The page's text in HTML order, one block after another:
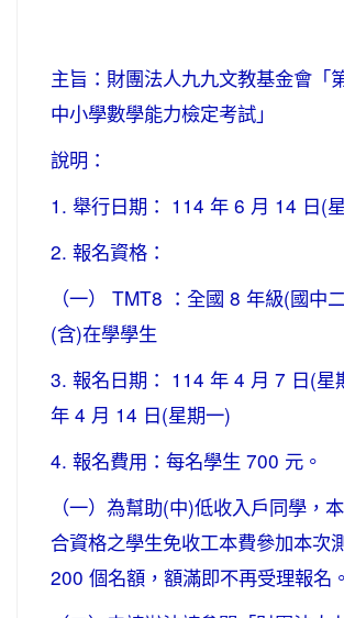
主旨：財團法人九九文教基金會「
中小學數學能力檢定考試」
說明：
1. 舉行日期： 114 年 6 月 14 日(
2. 報名資格：
（一） TMT8 ：全國 8 年級(國中
(含)在學學生
3. 報名日期： 114 年 4 月 7 日(星
年 4 月 14 日(星期一)
4. 報名費用：每名學生 700 元。
（一）為幫助(中)低收入戶同學，
合資格之學生免收工本費參加本次
200 個名額，額滿即不再受理報名。